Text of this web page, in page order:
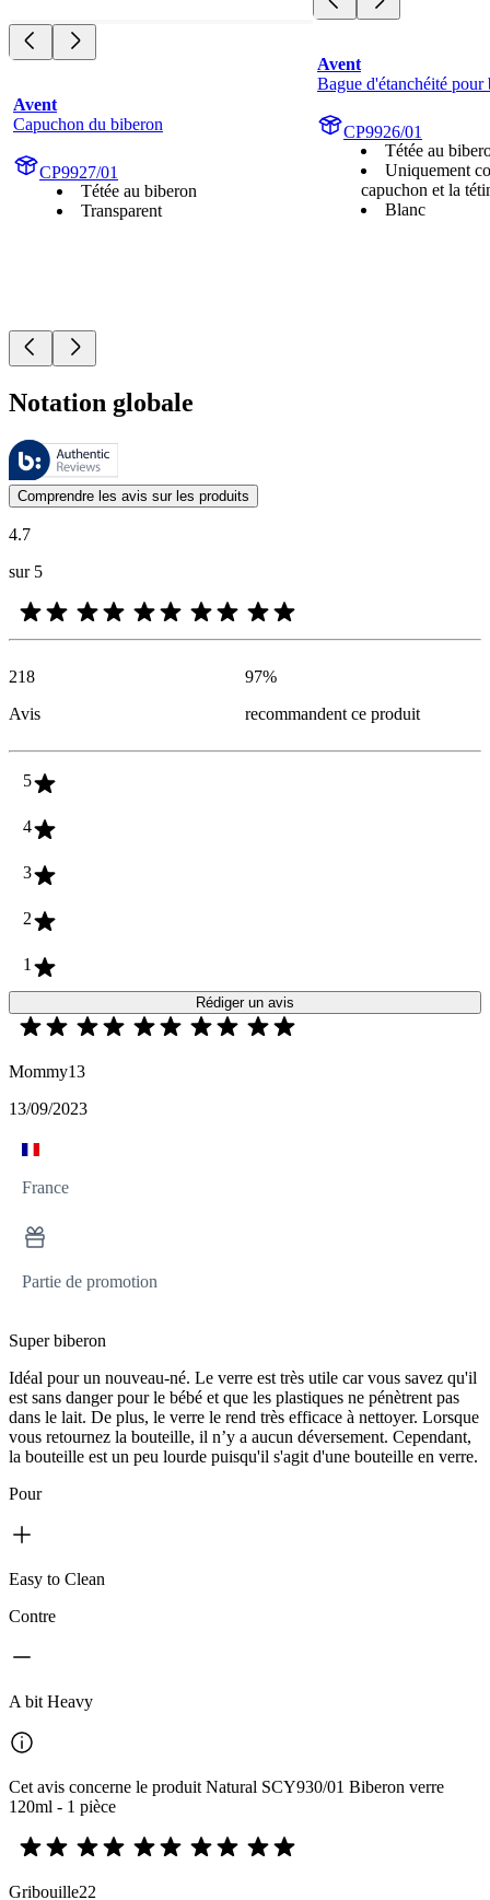
Avent
Capuchon du biberon
CP9927/01
Tétée au biberon
Transparent
Avent
Bague d'étanchéité pour
CP9926/01
Tétée au
Uniquement
capuchon et la
Blanc
Notation globale
Ces évaluations sont gérées par Bazaarvoice et sont conformes à la
Les avis des clients exprimés sous forme d'évaluations de produits
Comprendre les avis sur les produits
4.7
sur 5
218
Avis
97%
recommandent ce produit
5
4
3
2
1
Rédiger un avis
Mommy13
13/09/2023
France
Partie de promotion
Super biberon
Idéal pour un nouveau-né. Le verre est très utile car vous savez qu'il
est sans danger pour le bébé et que les plastiques ne pénètrent pas
dans le lait. De plus, le verre le rend très efficace à nettoyer. Lorsque
vous retournez la bouteille, il n’y a aucun déversement. Cependant,
la bouteille est un peu lourde puisqu'il s'agit d'une bouteille en verre.
Pour
Easy to Clean
Contre
A bit Heavy
Cet avis concerne le produit Natural SCY930/01 Biberon verre
120ml - 1 pièce
Gribouille22